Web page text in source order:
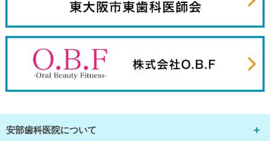
安部歯科医院について